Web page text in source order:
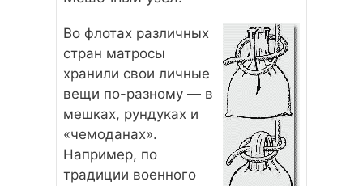
Во флотах различных
стран матросы
хранили свои личные
вещи по-разному — в
мешках, рундуках и
«чемоданах».
Например, по
традиции военного